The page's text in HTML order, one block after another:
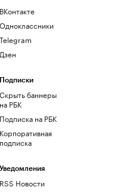
ВКонтакте
Одноклассники
Telegram
Дзен
Подписки
Скрыть баннеры
на РБК
Подписка на РБК
Корпоративная
подписка
Уведомления
RSS Новости